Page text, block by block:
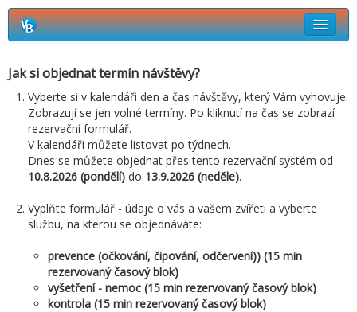
Jak si objednat termín návštěvy?
Vyberte si v kalendáři den a čas návštěvy, který Vám vyhovuje.
Zobrazují se jen volné termíny. Po kliknutí na čas se zobrazí
rezervační formulář.
V kalendáři můžete listovat po týdnech.
Dnes se můžete objednat přes tento rezervační systém od
10.8.2026 (pondělí) do 13.9.2026 (neděle).
Vyplňte formulář - údaje o vás a vašem zvířeti a vyberte
službu, na kterou se objednáváte:
prevence (očkování, čipování, odčervení)) (15 min
rezervovaný časový blok)
vyšetření - nemoc (15 min rezervovaný časový blok)
kontrola (15 min rezervovaný časový blok)